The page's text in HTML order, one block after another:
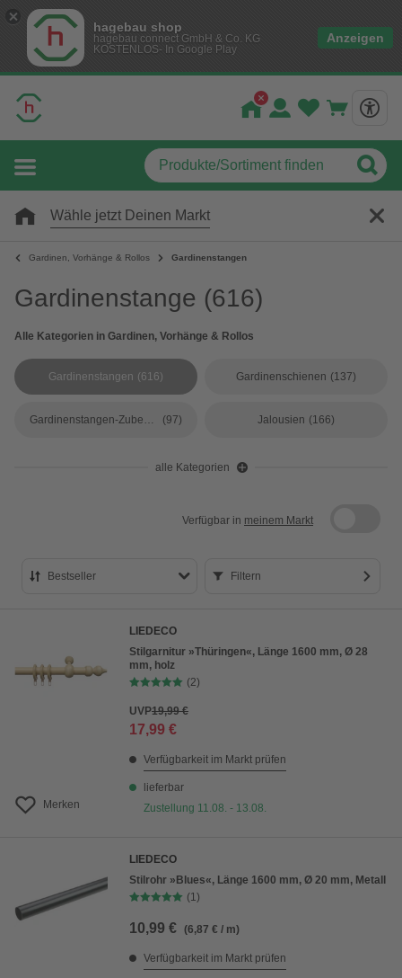
hagebau shop
hagebau connect GmbH & Co. KG
KOSTENLOS- In Google Play
Anzeigen
Wähle jetzt Deinen Markt
Gardinen, Vorhänge & Rollos Gardinenstangen
Gardinenstange (616)
Alle Kategorien in Gardinen, Vorhänge & Rollos
Gardinenstangen (616) Gardinenschienen (137)
Gardinenstangen-Zubehör (97) Jalousien (166)
alle Kategorien
Verfügbar in meinem Markt
Bestseller
Preis aufsteigend
Preis absteigend
Filtern
Merken
LIEDECO
Stilgarnitur »Thüringen«, Länge 1600 mm, Ø 28
mm, holz
(2)
UVP19,99 €
17,99 €
Verfügbarkeit im Markt prüfen
lieferbar
Zustellung 11.08. - 13.08.
LIEDECO
Stilrohr »Blues«, Länge 1600 mm, Ø 20 mm, Metall
(1)
10,99 € (6,87 € / m)
Verfügbarkeit im Markt prüfen